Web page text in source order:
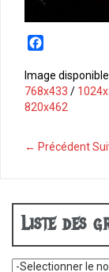
c
e
b
k
Image
768x433 /
820x462
← Précédent
Liste des